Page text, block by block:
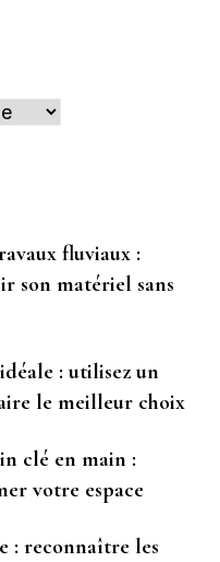
fluviaux :
son matériel sans
: utilisez un
le meilleur choix
clé en main :
votre espace
: reconnaître les